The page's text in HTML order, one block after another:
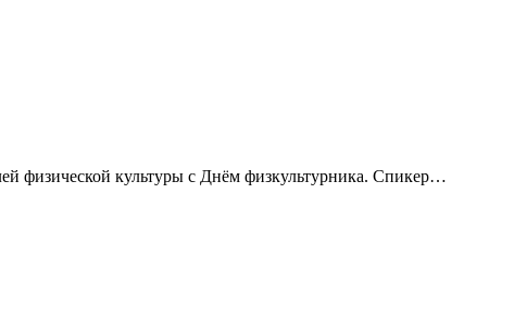
физической культуры с Днём физкультурника. Спикер…